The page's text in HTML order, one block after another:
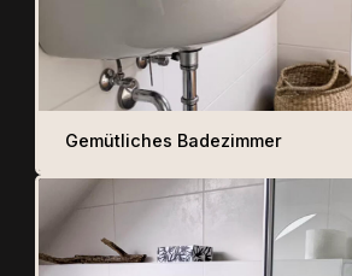
Gemütliches Badezimmer